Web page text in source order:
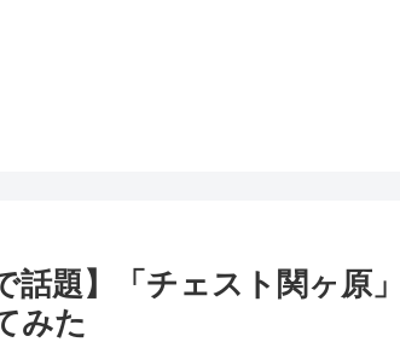
話題】「チェスト関ヶ原
みた